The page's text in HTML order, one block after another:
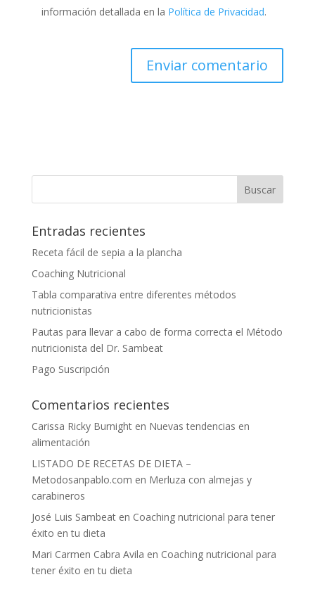
información detallada en la Política de Privacidad.
Entradas recientes
Receta fácil de sepia a la plancha
Coaching Nutricional
Tabla comparativa entre diferentes métodos
nutricionistas
Pautas para llevar a cabo de forma correcta el Método
nutricionista del Dr. Sambeat
Pago Suscripción
Comentarios recientes
Carissa Ricky Burnighten Nuevas tendencias en
alimentación
LISTADO DE RECETAS DE DIETA –
Metodosanpablo.com en Merluza con almejas y
carabineros
José Luis Sambeaten Coaching nutricional para tener
éxito en tu dieta
Mari Carmen Cabra Avila en Coaching nutricional para
tener éxito en tu dieta